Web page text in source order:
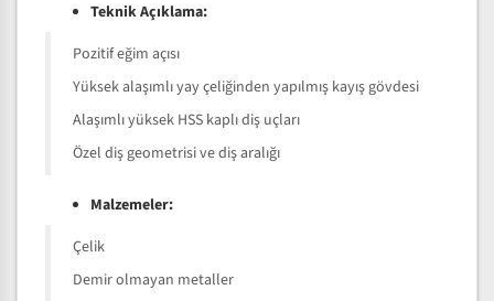
Teknik Açıklama:
Pozitif eğim açısı
Yüksek alaşımlı yay çeliğinden yapılmış kayış gövdesi
Alaşımlı yüksek HSS kaplı diş uçları
Özel diş geometrisi ve diş aralığı
Malzemeler:
Çelik
Demir olmayan metaller